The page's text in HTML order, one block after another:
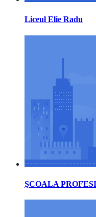
Liceul Elie Radu
ŞCOALA